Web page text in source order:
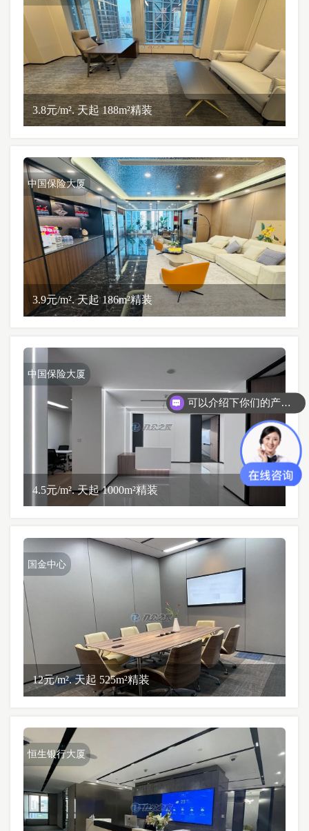
3.8元/m². 天起 188m²精装
中国保险大厦
3.9元/m². 天起 186m²精装
中国保险大厦
4.5元/m². 天起 1000m²精装
国金中心
12元/m². 天起 525m²精装
恒生银行大厦
可以介绍下你们的产品么？